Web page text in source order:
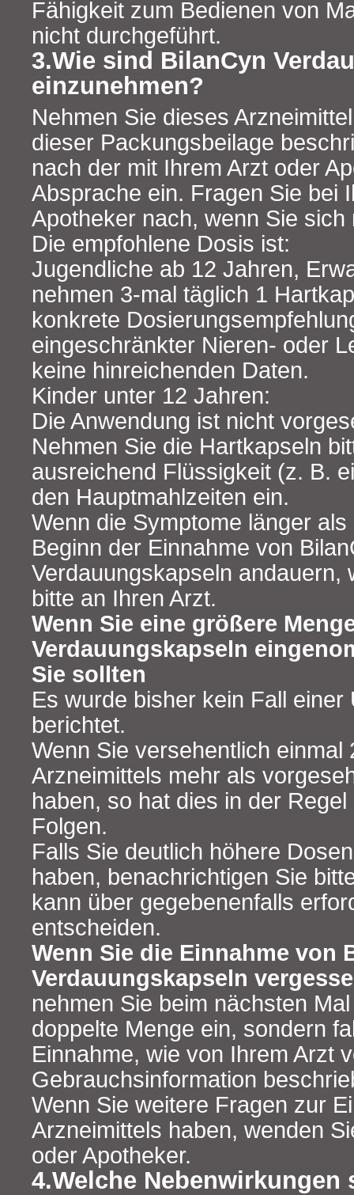
Fähigkeit zum Bedienen von
nicht durchgeführt.
3.Wie sind BilanCyn
einzunehmen?
Nehmen Sie dieses
dieser Packungsbeilage
nach der mit Ihrem Arzt oder
Absprache ein. Fragen Sie bei
Apotheker nach, wenn Sie
Die empfohlene Dosis ist:
Jugendliche ab 12 Jahren,
nehmen 3-mal täglich 1
konkrete
eingeschränkter Nieren- oder
keine hinreichenden Daten.
Kinder unter 12 Jahren:
Die Anwendung ist nicht
Nehmen Sie die Hartkapseln
ausreichend Flüssigkeit (z. B.
den Hauptmahlzeiten ein.
Wenn die Symptome länger
Beginn der Einnahme von
Verdauungskapseln andauern,
bitte an Ihren Arzt.
Wenn Sie eine größere
Verdauungskapseln
Sie sollten
Es wurde bisher kein Fall einer
berichtet.
Wenn Sie versehentlich einmal
Arzneimittels mehr als
haben, so hat dies in der
Folgen.
Falls Sie deutlich höhere
haben, benachrichtigen Sie
kann über gegebenenfalls
entscheiden.
Wenn Sie die Einnahme von
Verdauungskapseln
nehmen Sie beim nächsten
doppelte Menge ein, sondern
Einnahme, wie von Ihrem Arzt
Gebrauchsinformation
Wenn Sie weitere Fragen zur
Arzneimittels haben, wenden
oder Apotheker.
4.Welche